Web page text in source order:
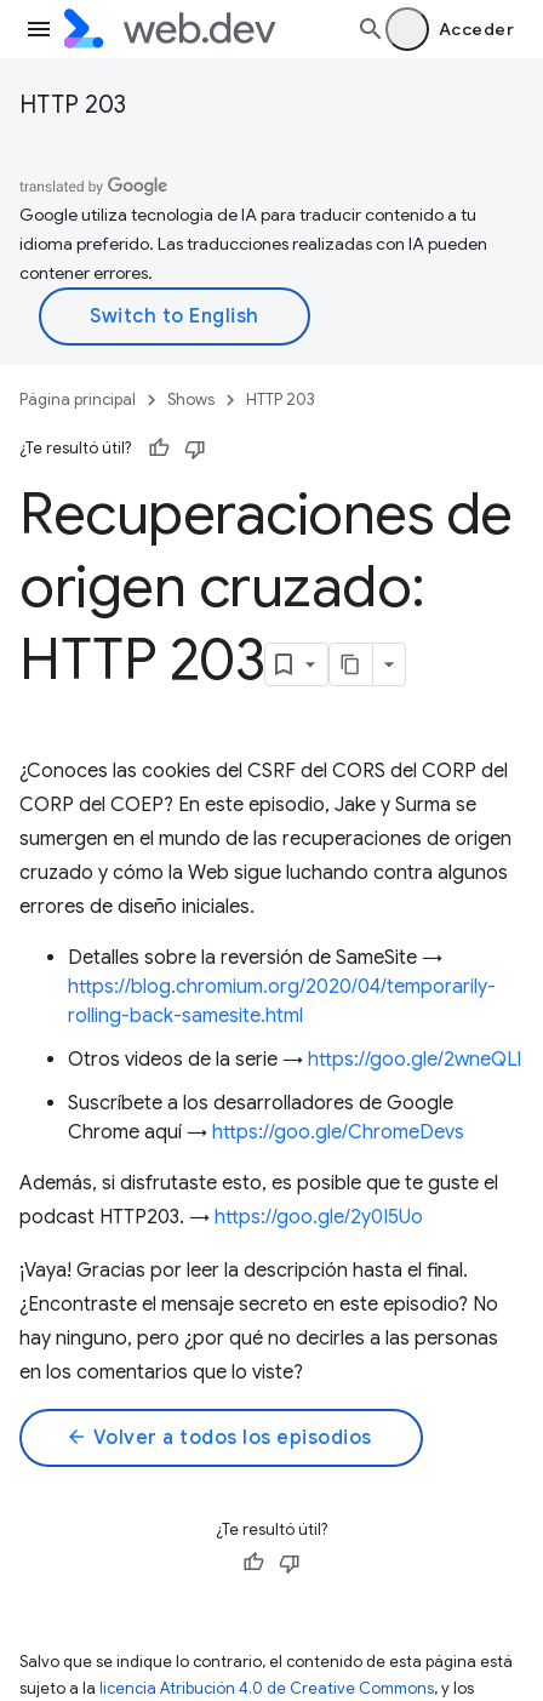
Acceder
HTTP 203
Google utiliza tecnología de IA para traducir contenido a tu
idioma preferido. Las traducciones realizadas con IA pueden
contener errores.
Página principal Shows HTTP 203
¿Te resultó útil?
Recuperaciones de
origen cruzado:
HTTP 203
¿Conoces las cookies del CSRF del CORS del CORP del
CORP del COEP? En este episodio, Jake y Surma se
sumergen en el mundo de las recuperaciones de origen
cruzado y cómo la Web sigue luchando contra algunos
errores de diseño iniciales.
Detalles sobre la reversión de SameSite →
https://blog.chromium.org/2020/04/temporarily-
rolling-back-samesite.html
Otros videos de la serie → https://goo.gle/2wneQLl
Suscríbete a los desarrolladores de Google
Chrome aquí → https://goo.gle/ChromeDevs
Además, si disfrutaste esto, es posible que te guste el
podcast HTTP203. → https://goo.gle/2y0I5Uo
¡Vaya! Gracias por leer la descripción hasta el final.
¿Encontraste el mensaje secreto en este episodio? No
hay ninguno, pero ¿por qué no decirles a las personas
en los comentarios que lo viste?
arrow_back Volver a todos los episodios
¿Te resultó útil?
Salvo que se indique lo contrario, el contenido de esta página está
sujeto a la licencia Atribución 4.0 de Creative Commons, y los